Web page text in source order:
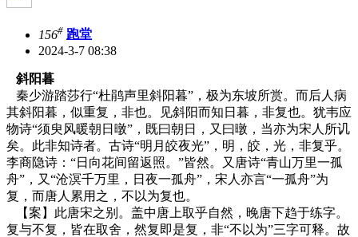
156# 跑堂
2024-3-7 08:38
斜阳暮
秦少游踏莎行“杜鹃声里斜阳暮”，极为东坡所赏。而后人病
其斜阳暮，似重复，非也。见斜阳而知日暮，非复也。犹韦应
物诗“须臾风暖朝日暾”，既曰朝日，又曰暾，当亦为宋人所讥
矣。此非知诗者。古诗“明月皎夜光”，明，皎，光，非复乎。
李商隐诗：“日向花间留返照。”皆然。又唐诗“青山万里一孤
舟”，又“沧溟千万里，日夜一孤舟”，宋人亦言“一孤舟”为
复，而唐人累用之，不以为复也。
【案】此唐宋之别。盖中唐上取乎自然，晚唐下趋于练字。
复与不复，皆在取舍，然复即是复，非“不以为”三字可释。故